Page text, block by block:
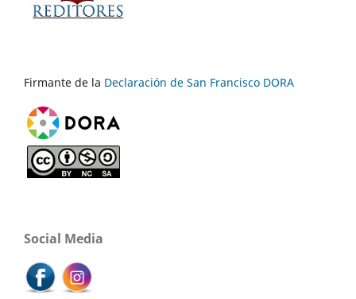
Firmante de la Declaración de San Francisco DORA
Social Media